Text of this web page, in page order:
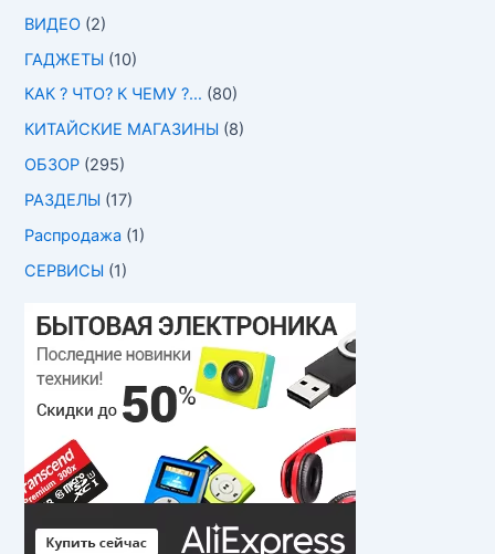
ВИДЕО (2)
ГАДЖЕТЫ (10)
КАК ? ЧТО? К ЧЕМУ ?… (80)
КИТАЙСКИЕ МАГАЗИНЫ (8)
ОБЗОР (295)
РАЗДЕЛЫ (17)
Распродажа (1)
СЕРВИСЫ (1)